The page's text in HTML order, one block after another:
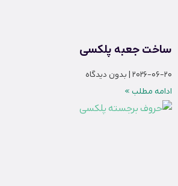
ساخت جعبه پلکسی
2026-06-20 بدون دیدگاه
ادامه مطلب »